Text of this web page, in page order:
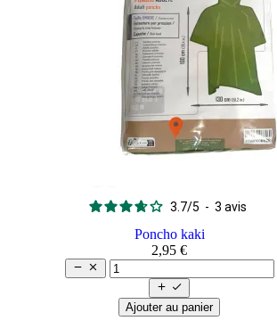
3.7/5 - 3avis
Poncho kaki
2,95 €




Ajouter au panier